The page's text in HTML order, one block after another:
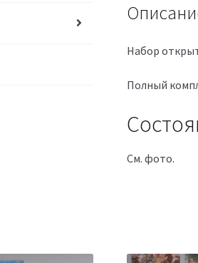
Набор
Полный
См. фото.